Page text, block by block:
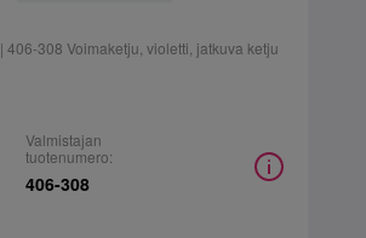
406-308 Voimaketju, violetti, jatkuva ketju
Valmistajan
tuotenumero:
406-308